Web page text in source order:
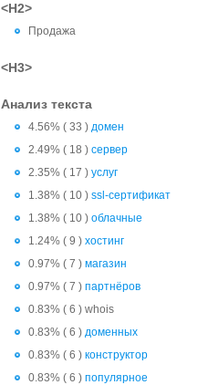
<H2>
Продажа
<H3>
Анализ текста
4.56% ( 33 ) домен
2.49% ( 18 ) сервер
2.35% ( 17 ) услуг
1.38% ( 10 ) ssl-сертификат
1.38% ( 10 ) облачные
1.24% ( 9 ) хостинг
0.97% ( 7 ) магазин
0.97% ( 7 ) партнёров
0.83% ( 6 ) whois
0.83% ( 6 ) доменных
0.83% ( 6 ) конструктор
0.83% ( 6 ) популярное